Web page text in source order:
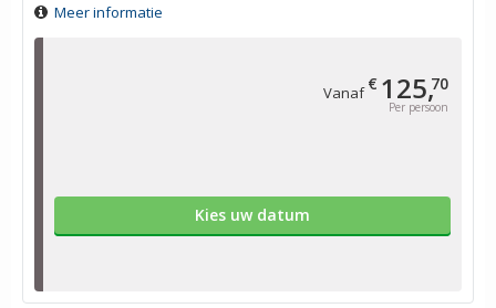
Vanaf€ 125,70
Per persoon
Kies uw datum
Meer informatie